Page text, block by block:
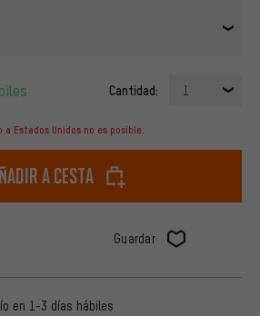
Cantidad: 1
a Estados Unidos no es posible.
a cesta
Guardar
en 1-3 días hábiles